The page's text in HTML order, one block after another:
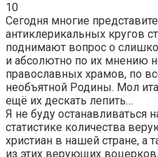
10
Сегодня многие
антиклерикальных кругов
поднимают вопрос о
и абсолютно по их мнению
православных храмов, по
необъятной Родины. Мол
ещё их дескать лепить…
Я не буду останавливаться
статистике количества
христиан в нашей стране, а
из этих верующих